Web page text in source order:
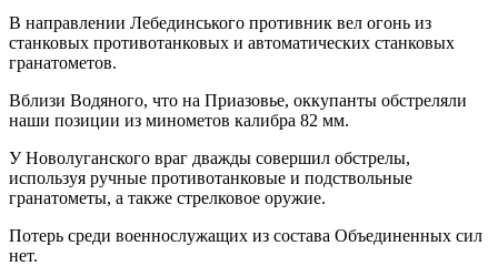
В направлении Лебединського противник вел огонь из
станковых противотанковых и автоматических станковых
гранатометов.
Вблизи Водяного, что на Приазовье, оккупанты обстреляли
наши позиции из минометов калибра 82 мм.
У Новолуганского враг дважды совершил обстрелы,
используя ручные противотанковые и подствольные
гранатометы, а также стрелковое оружие.
Потерь среди военнослужащих из состава Объединенных сил
нет.